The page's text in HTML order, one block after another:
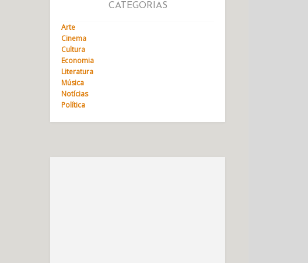
CATEGORIAS
Arte
Cinema
Cultura
Economia
Literatura
Música
Notícias
Política